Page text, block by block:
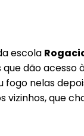
escola
dão
fogo nelas
vizinhos, que